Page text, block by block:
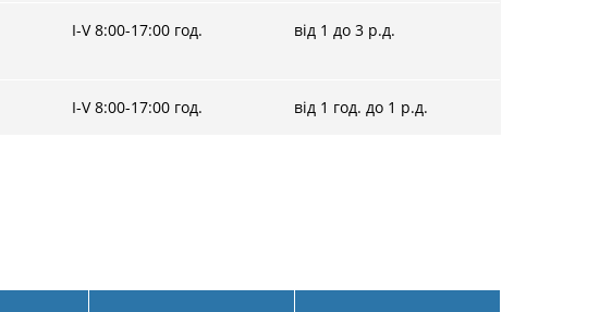
I-V 8:00-17:00 год. від 1 до 3 р.д.
I-V 8:00-17:00 год. від 1 год. до 1 р.д.